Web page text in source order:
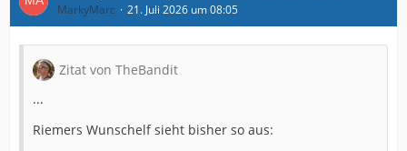
MarkyMarc 21. Juli 2026 um 08:05
Zitat von TheBandit
...
Riemers Wunschelf sieht bisher so aus: